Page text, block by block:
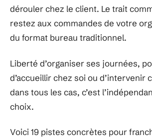
dérouler chez le client. Le trait
restez aux commandes de votre
du format bureau traditionnel.
Liberté d’organiser ses journées,
d’accueillir chez soi ou d’intervenir
dans tous les cas, c’est
choix.
Voici 19 pistes concrètes pour